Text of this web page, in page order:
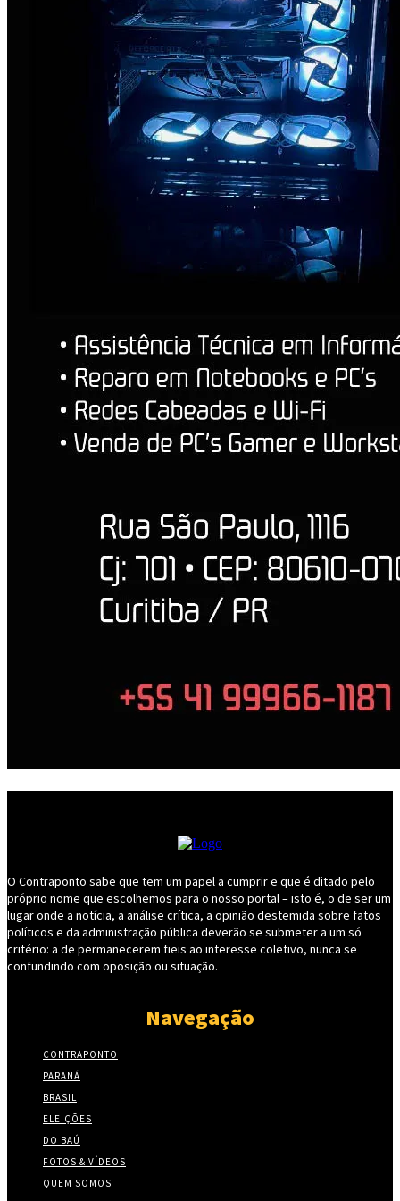
O Contraponto sabe que tem um papel a cumprir e que é ditado pelo
próprio nome que escolhemos para o nosso portal – isto é, o de ser um
lugar onde a notícia, a análise crítica, a opinião destemida sobre fatos
políticos e da administração pública deverão se submeter a um só
critério: a de permanecerem fieis ao interesse coletivo, nunca se
confundindo com oposição ou situação.
Navegação
CONTRAPONTO
PARANÁ
BRASIL
ELEIÇÕES
DO BAÚ
FOTOS & VÍDEOS
QUEM SOMOS